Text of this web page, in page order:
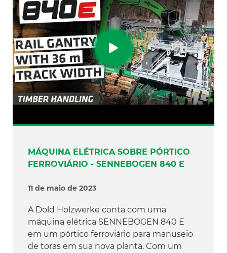
MÁQUINA ELÉTRICA SOBRE PÓRTICO
FERROVIÁRIO - SENNEBOGEN 840 E
11 de maio de 2023
A Dold Holzwerke conta com uma
máquina elétrica SENNEBOGEN 840 E
em um pórtico ferroviário para manuseio
de toras em sua nova planta. Com um